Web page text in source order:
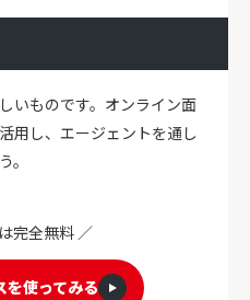
いものです。オンライン面
用し、エージェントを通し
。
完全無料 ／
を使ってみる